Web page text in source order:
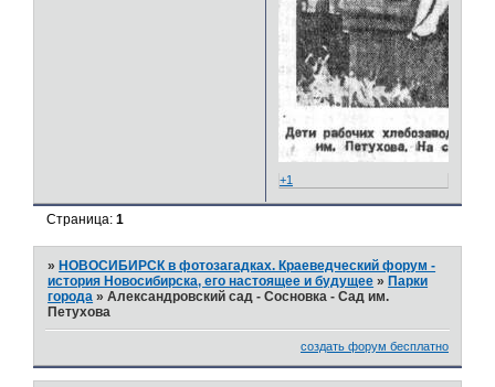
+1
Страница:1
» НОВОСИБИРСК в фотозагадках. Краеведческий форум -
история Новосибирска, его настоящее и будущее » Парки
города »Александровский сад - Сосновка - Сад им.
Петухова
создать форум бесплатно